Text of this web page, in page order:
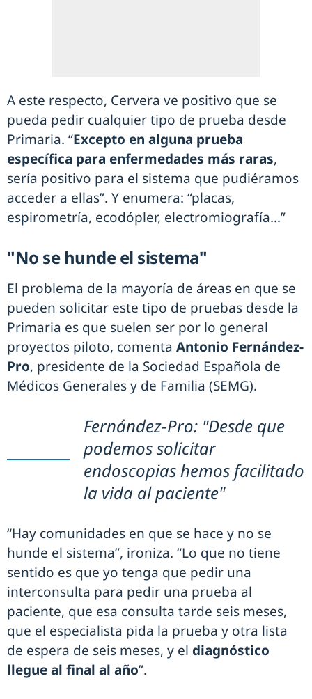
A este respecto, Cervera ve positivo que se
pueda pedir cualquier tipo de prueba desde
Primaria. “Excepto en alguna prueba
específica para enfermedades más raras,
sería positivo para el sistema que pudiéramos
acceder a ellas”. Y enumera: “placas,
espirometría, ecodópler, electromiografía…”
"No se hunde el sistema"
El problema de la mayoría de áreas en que se
pueden solicitar este tipo de pruebas desde la
Primaria es que suelen ser por lo general
proyectos piloto, comenta Antonio Fernández-
Pro, presidente de la Sociedad Española de
Médicos Generales y de Familia (SEMG).
Fernández-Pro: "Desde que
podemos solicitar
endoscopias hemos facilitado
la vida al paciente"
“Hay comunidades en que se hace y no se
hunde el sistema”, ironiza. “Lo que no tiene
sentido es que yo tenga que pedir una
interconsulta para pedir una prueba al
paciente, que esa consulta tarde seis meses,
que el especialista pida la prueba y otra lista
de espera de seis meses, y el diagnóstico
llegue al final al año”.